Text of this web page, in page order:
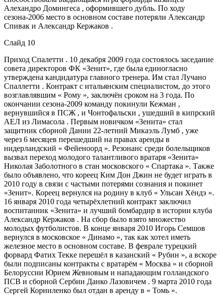
Алехандро Домингеса , оформившего дубль. По ходу
сезона-2006 место в основном составе потеряли Александр
Спивак и Александр Кержаков .
Слайд 10
Приход Спалетти . 10 декабря 2009 года состоялось заседание
совета директоров ФК «Зенит», где была единогласно
утверждена кандидатура главного тренера. Им стал Лучано
Спаллетти . Контракт с итальянским специалистом, до этого
возглавлявшим « Рому », заключён сроком на 3 года. По
окончании сезона-2009 команду покинули Кежман ,
вернувшийся в ПСЖ , и Чонтофальски , ушедший в кипрский
АЕЛ из Лимасола . Первым новичком «Зенита» стал
защитник сборной Дании 22-летний Микаэль Лумб , уже
через 6 месяцев перешедший на правах аренды в
нидерландский « Фейеноорд ». Резонанс среди болельщиков
вызвал переход молодого талантливого вратаря «Зенита»
Николая Заболотного в стан московского « Спартака ». Также
было объявлено, что кореец Ким Дон Джин не будет играть в
2010 году в связи с частыми потерями сознания и покинет
«Зенит». Кореец вернулся на родину в клуб « Ульсан Хёндэ ».
16 января 2010 года четырёхлетний контракт заключил
воспитанник «Зенита» и лучший бомбардир в истории клуба
Александр Кержаков . На сбор было взято множество
молодых футболистов. В конце января 2010 Игорь Семшов
вернулся в московское « Динамо », так как хотел иметь
железное место в основном составе. В феврале турецкий
форвард Фатих Текке перешёл в казанский « Рубин », а вскоре
были подписаны контракты с вратарём « Москва » и сборной
Белоруссии Юрием Жевновым и нападающим голландского
ПСВ и сборной Сербии Данко Лазовичем . 9 марта 2010 года
Сергей Корниленко был отдан в аренду в « Томь ».